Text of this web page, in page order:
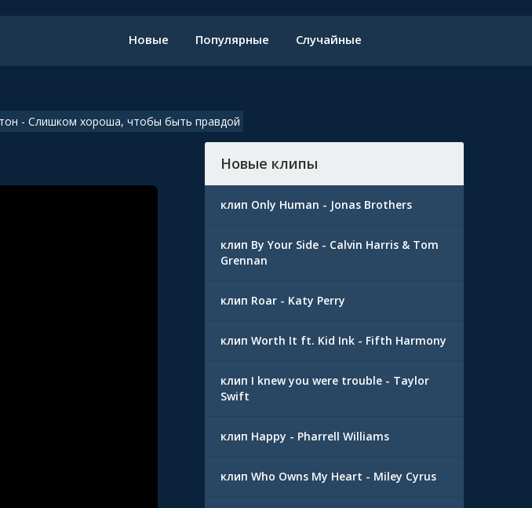
Новые Популярные Случайные
- Слишком хороша, чтобы быть правдой
Новые клипы
клип Only Human - Jonas Brothers
клип By Your Side - Calvin Harris & Tom
Grennan
клип Roar - Katy Perry
клип Worth It ft. Kid Ink - Fifth Harmony
клип I knew you were trouble - Taylor
Swift
клип Happy - Pharrell Williams
клип Who Owns My Heart - Miley Cyrus